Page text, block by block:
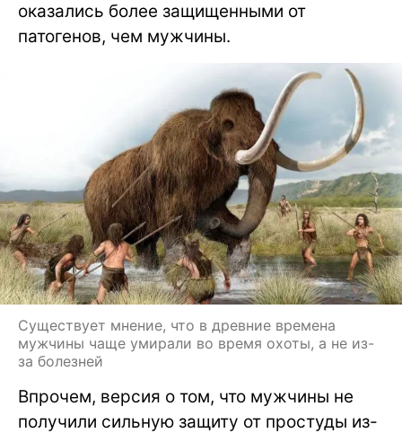
оказались более защищенными от
патогенов, чем мужчины.
Существует мнение, что в древние времена
мужчины чаще умирали во время охоты, а не из-
за болезней
Впрочем, версия о том, что мужчины не
получили сильную защиту от простуды из-